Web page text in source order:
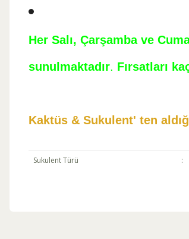
Her Salı, Çarşamba ve
sunulmaktadır. Fırsatları
Kaktüs & Sukulent' ten
Sukulent Türü :